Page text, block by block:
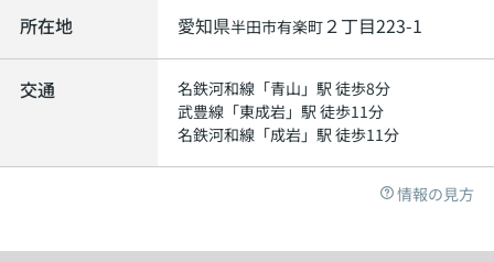
所在地 愛知県半田市有楽町 ２丁目223-1
交通 名鉄河和線 「青山 」駅 徒歩8分
武豊線 「東成岩」駅 徒歩11分
名鉄河和線 「成岩」駅 徒歩11分
情報の見方